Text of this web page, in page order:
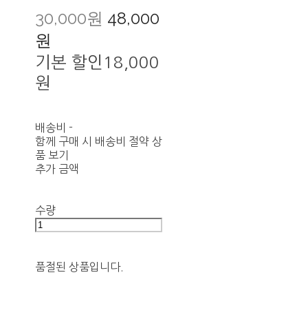
30,000원 48,000
원
기본 할인 18,000
원
배송비 -
함께 구매 시 배송비 절약 상
품 보기
추가 금액
수량
품절된 상품입니다.